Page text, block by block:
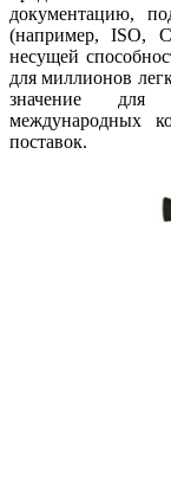
документацию,
(например, ISO,
несущей
для миллионов
значение для
международных
поставок.